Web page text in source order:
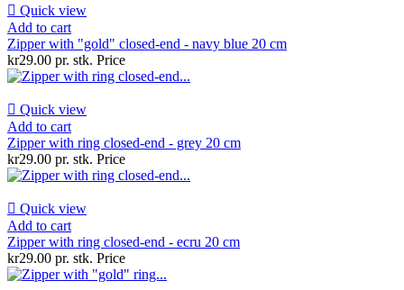
 Quick view
Add to cart
Zipper with "gold" closed-end - navy blue 20 cm
kr29.00 pr. stk. Price
 Quick view
Add to cart
Zipper with ring closed-end - grey 20 cm
kr29.00 pr. stk. Price
 Quick view
Add to cart
Zipper with ring closed-end - ecru 20 cm
kr29.00 pr. stk. Price